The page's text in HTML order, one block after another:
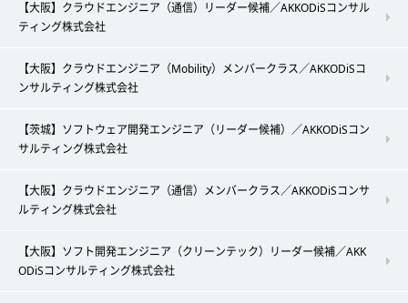
【大阪】クラウドエンジニア（通信）リーダー候補／AKKODiSコンサル
ティング株式会社
【大阪】クラウドエンジニア（Mobility）メンバークラス／AKKODiSコ
ンサルティング株式会社
【茨城】ソフトウェア開発エンジニア（リーダー候補）／AKKODiSコン
サルティング株式会社
【大阪】クラウドエンジニア（通信）メンバークラス／AKKODiSコンサ
ルティング株式会社
【大阪】ソフト開発エンジニア（クリーンテック）リーダー候補／AKK
ODiSコンサルティング株式会社